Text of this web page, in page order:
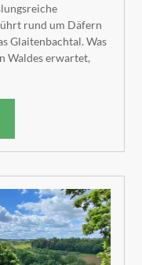
rund um Däfern
Glaitenbachtal. Was
Waldes erwartet,